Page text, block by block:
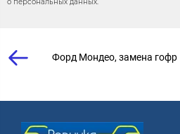
о персональных данных.
Форд Мондео, замена гофр